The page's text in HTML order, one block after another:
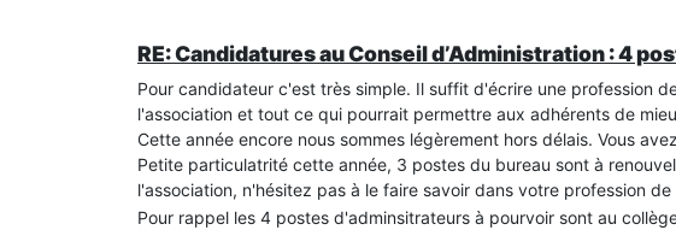
RE: Candidatures au Conseil d’Administration : 4
Pour candidateur c'est très simple. Il suffit d'écrire une profession
l'association et tout ce qui pourrait permettre aux adhérents de
Cette année encore nous sommes légèrement hors délais. Vous
Petite particulatrité cette année, 3 postes du bureau sont à
l'association, n'hésitez pas à le faire savoir dans votre profession de
Pour rappel les 4 postes d'adminsitrateurs à pourvoir sont au